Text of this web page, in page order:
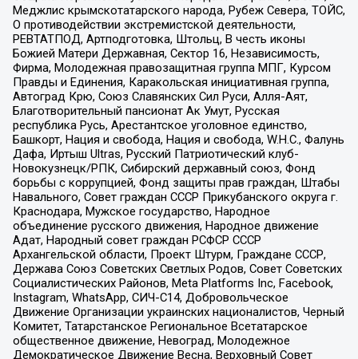
Меджлис крымскотатарского народа, Рубеж Севера, ТОЙС,
О противодействии экстремистской деятельности,
РЕВТАТПОД, Артподготовка, Штольц, В честь иконы
Божией Матери Державная, Сектор 16, Независимость,
Фирма, Молодежная правозащитная группа МПГ, Курсом
Правды и Единения, Каракольская инициативная группа,
Автоград Крю, Союз Славянских Сил Руси, Алля-Аят,
Благотворительный пансионат Ак Умут, Русская
республика Русь, Арестантское уголовное единство,
Башкорт, Нация и свобода, Нация и свобода, W.H.С., Фалунь
Дафа, Иртыш Ultras, Русский Патриотический клуб-
Новокузнецк/РПК, Сибирский державный союз, Фонд
борьбы с коррупцией, Фонд защиты прав граждан, Штабы
Навального, Совет граждан СССР Прикубанского округа г.
Краснодара, Мужское государство, Народное
объединение русского движения, Народное движение
Адат, Народный совет граждан РСФСР СССР
Архангельской области, Проект Штурм, Граждане СССР,
Держава Союз Советских Светлых Родов, Совет Советских
Социалистических Районов, Meta Platforms Inc, Facebook,
Instagram, WhatsApp, СИЧ-С14, Добровольческое
Движение Организации украинских националистов, Черный
Комитет, Татарстанское Региональное Всетатарское
общественное движение, Невоград, Молодежное
Демократическое Движение Весна, Верховный Совет